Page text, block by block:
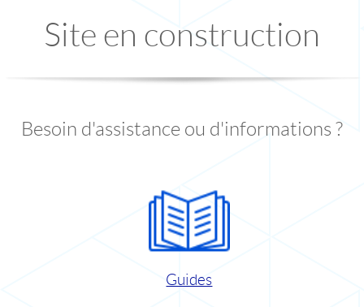
Site en construction
Besoin d'assistance ou d'informations ?
Guides